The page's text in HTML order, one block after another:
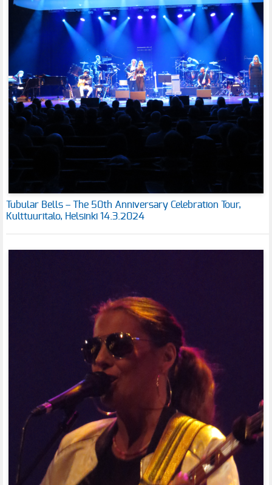
Tubular Bells – The 50th Anniversary Celebration Tour,
Kulttuuritalo, Helsinki 14.3.2024